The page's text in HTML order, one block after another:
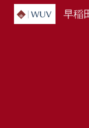
早稲